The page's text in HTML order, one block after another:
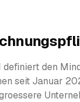
definiert den
seit Januar